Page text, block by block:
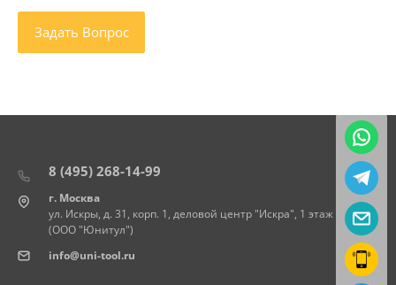
8 (495) 268-14-99
г. Москва
ул. Искры, д. 31, корп. 1, деловой центр "Искра", 1 этаж
(ООО "Юнитул")
info@uni-tool.ru